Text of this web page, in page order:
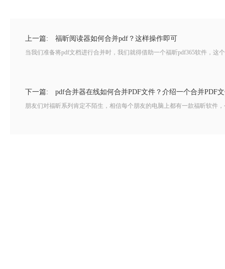
上一篇: 福昕阅读器如何合并pdf？这样操作即可
当我们准备将pdf文档进行合并时，我们就得借助一个福昕pdf365软件，
下一篇: pdf合并器在线如何合并PDF文件？介绍一个合并PDF
朋友们对福昕系列肯定不陌生，相信每个朋友的电脑上都有一款福昕软件